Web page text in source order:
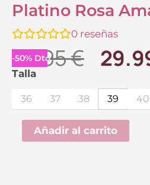
Platino Rosa
0 reseñas
-50% Dto.
59.95€ El
era:
Talla
36 37 38 39 40
Zapatilla
con
cuña
Platino
Añadir al carrito